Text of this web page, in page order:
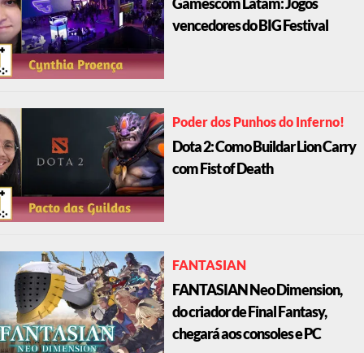
vencedores do BIG Festival
Poder dos Punhos do Inferno!
Dota 2: Como Buildar Lion Carry
com Fist of Death
FANTASIAN
FANTASIAN Neo Dimension,
do criador de Final Fantasy,
chegará aos consoles e PC